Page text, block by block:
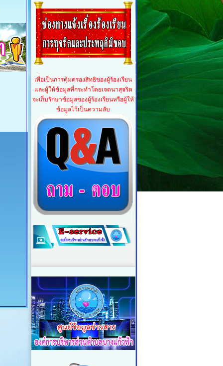
เพื่อเป็นการคุ้มครองสิทธิของผู้ร้องเรียน
และผู้ให้ข้อมูลที่กระทำโดยเจตนาสุจริต
จะเก็บรักษาข้อมูลของผู้ร้องเรียนหรือผู้ให้
ข้อมูลไว้เป็นความลับ